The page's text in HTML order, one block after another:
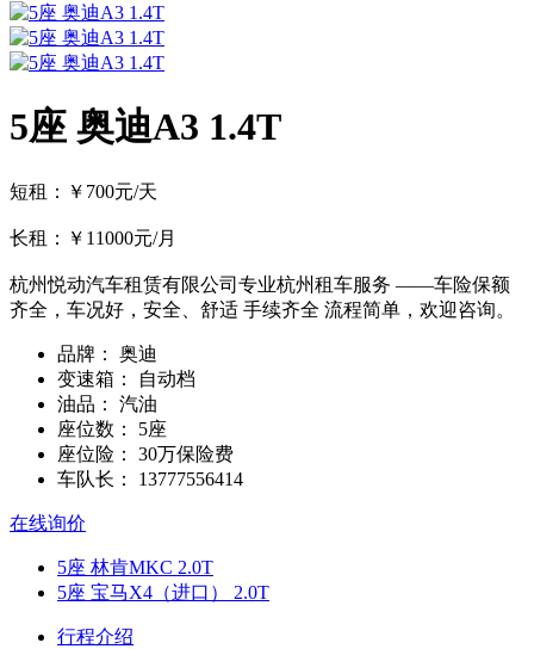
5座 奥迪A3 1.4T
短租：￥700元/天
长租：￥11000元/月
杭州悦动汽车租赁有限公司专业杭州租车服务 ——车险保额
齐全，车况好，安全、舒适 手续齐全 流程简单，欢迎咨询。
品牌：
奥迪
变速箱：
自动档
油品：
汽油
座位数：
5座
座位险：
30万保险费
车队长：
13777556414
在线询价
5座 林肯MKC 2.0T
5座 宝马X4（进口） 2.0T
行程介绍